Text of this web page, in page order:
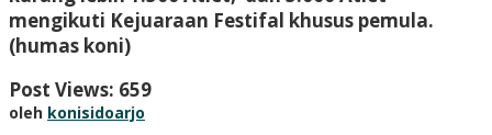
mengikuti Kejuaraan Festifal khusus pemula.
(humas koni)
Post Views: 659
oleh konisidoarjo